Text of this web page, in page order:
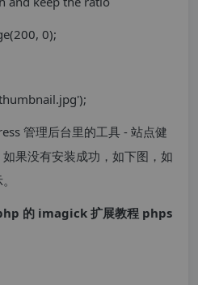
0);
管理后台里的工具 - 站点健
果没有安装成功，如下图，如